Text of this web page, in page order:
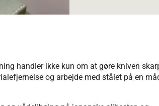
handler ikke kun om at gøre kniven
og arbejde med stålet på en